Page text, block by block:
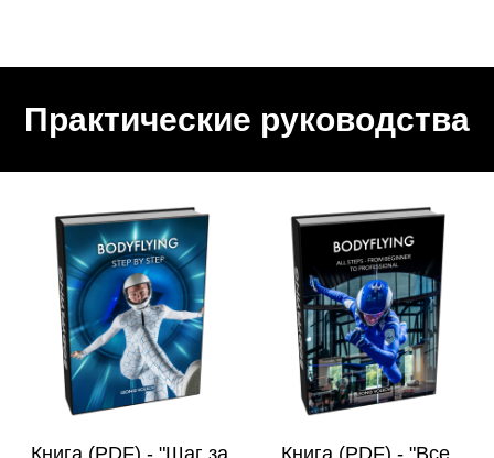
Практические руководства
Книга (PDF) - "Шаг за Книга (PDF) - "Все